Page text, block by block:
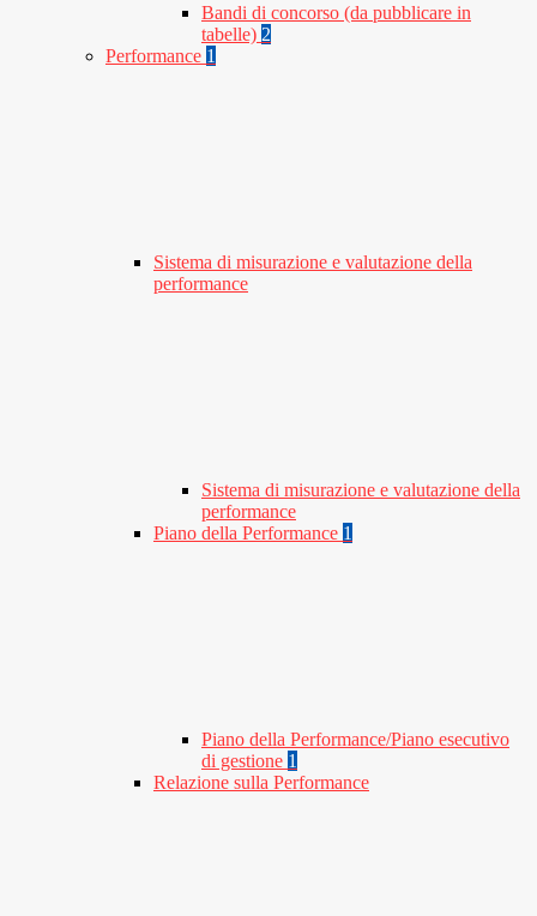
Bandi di concorso (da pubblicare in
tabelle) 2
Performance 1
Sistema di misurazione e valutazione della
performance
Sistema di misurazione e valutazione della
performance
Piano della Performance 1
Piano della Performance/Piano esecutivo
di gestione 1
Relazione sulla Performance